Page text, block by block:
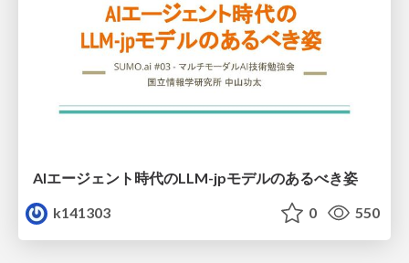
AIエージェント時代のLLM-jpモデルのあるべき姿
k141303
0 550